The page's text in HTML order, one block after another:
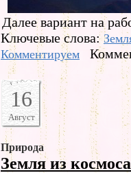
Далее вариант на
Ключевые слова:
Комментируем
16
Август
Природа
Земля из